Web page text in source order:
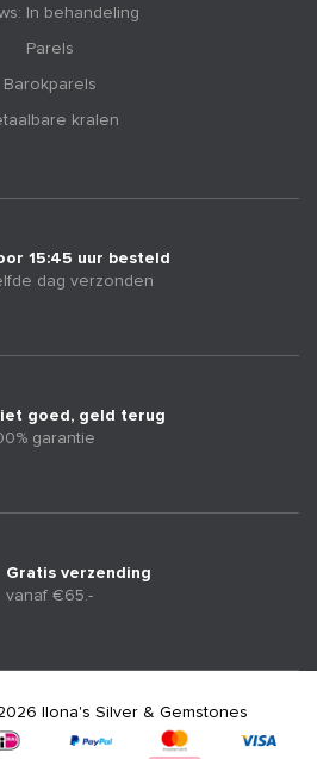
In behandeling
Parels
Barokparels
kralen
15:45 uur besteld
dag verzonden
goed, geld terug
garantie
Gratis verzending
vanaf €65.-
Ilona's Silver & Gemstones